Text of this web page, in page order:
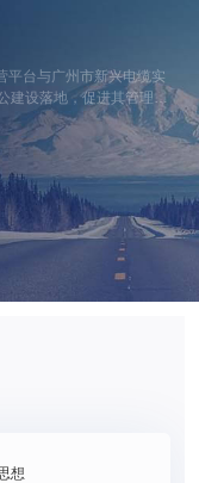
平台与广州市新兴电缆实
建设落地，促进其管理水
州市新兴电缆实业有限公
泛应用。
想